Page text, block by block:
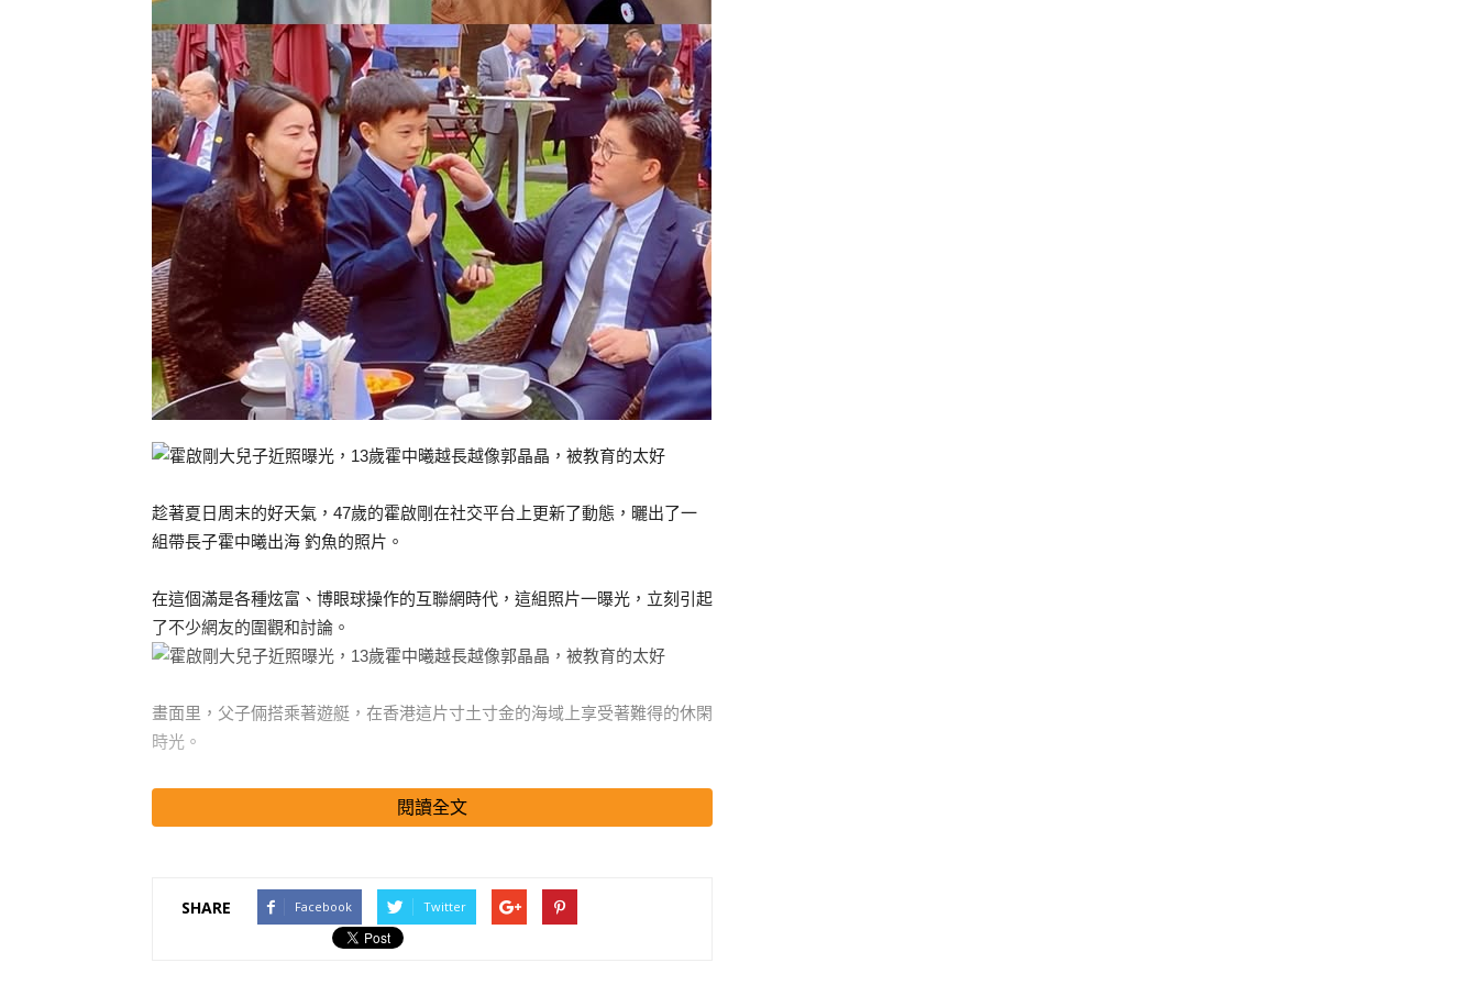
趁著夏日周末的好天氣，47歲的霍啟剛在社交平台上更新了動態，曬出了一
組帶長子霍中曦出海 釣魚的照片。
在這個滿是各種炫富、博眼球操作的互聯網時代，這組照片一曝光，立刻引起
了不少網友的圍觀和討論。
畫面里，父子倆搭乘著遊艇，在香港這片寸土寸金的海域上享受著難得的休閑
時光。
搜尋 Travel
這原本是一個絕佳的「展示豪門生活」的機會，但細看照片里父子倆的打扮，
閱讀全文
SHARE Facebook Twitter